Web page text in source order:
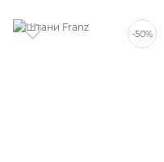
-50%